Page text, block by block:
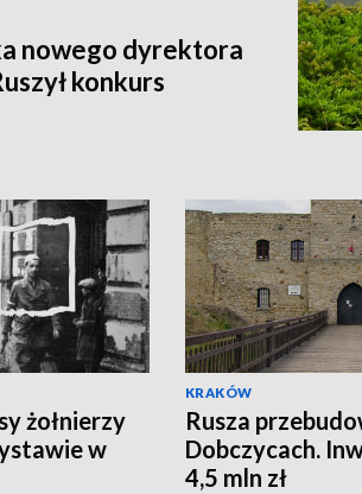
nowego dyrektora
konkurs
żołnierzy
w
KRAKÓW
Rusza
Dobczycach.
4,5 mln zł